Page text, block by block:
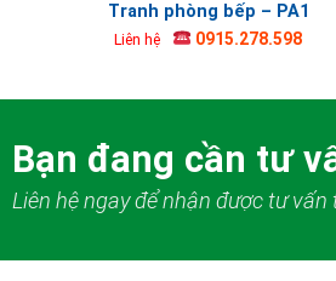
Tranh phòng bếp – PA1
Liên hệ 0915.278.598
Bạn đang cần tư
Liên hệ ngay để nhận được tư